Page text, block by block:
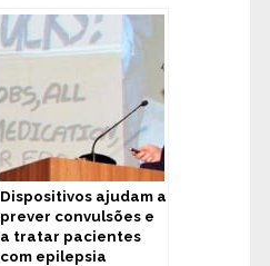
Dispositivos ajudam a
prever convulsões e
a tratar pacientes
com epilepsia